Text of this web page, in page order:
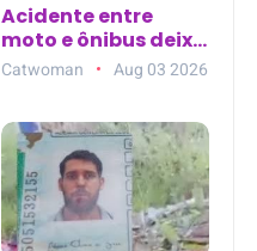
Acidente entre
moto e ônibus deixa
dois mortos na
Zona Norte de São
Catwoman Aug 03 2026